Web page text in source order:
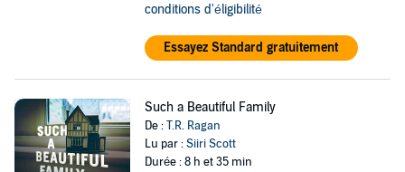
conditions d'éligibilité
Essayez Standard gratuitement
Such a Beautiful Family
De :T.R. Ragan
Lu par :Siiri Scott
Durée : 8 h et 35 min